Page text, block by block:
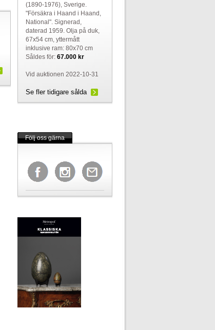
(1890-1976), Sverige.
"Försäkra i Haand i Haand,
National". Signerad,
daterad 1959. Olja på duk,
67x54 cm, yttermått
inklusive ram: 80x70 cm
Såldes för: 67.000 kr
Vid auktionen 2022-10-31
Se fler tidigare sålda
Följ oss gärna